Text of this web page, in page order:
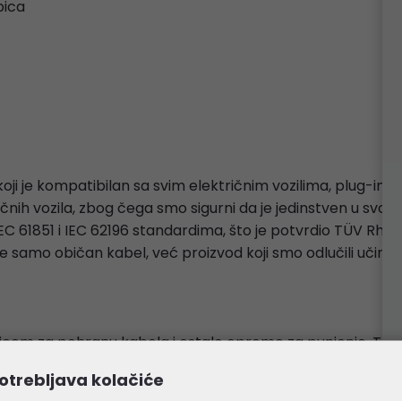
je kompatibilan sa svim električnim vozilima, plug-in
vozila, zbog čega smo sigurni da je jedinstven u svojoj
i IEC 62196 standardima, što je potvrdio TÜV
samo običan kabel, već proizvod koji smo odlučili učiniti
za pohranu kabela i ostale opreme za punjenje. To
Izrađena je od izdržljivih i lako perivih materijala.
automobilima i hibridima koji koriste Type 2 utikač,
kolačiće